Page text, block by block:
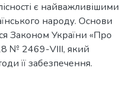
є найважливішими
народу. Основи
Законом України «Про
№ 2469-VIII, який
її забезпечення.